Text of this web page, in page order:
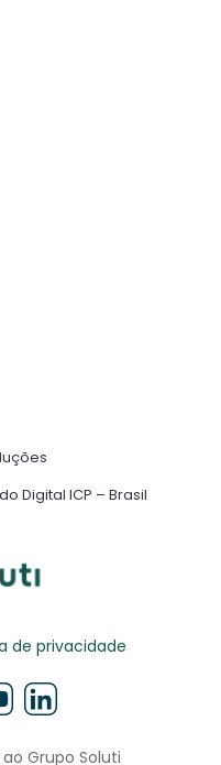
Digital ICP – Brasil
de privacidade
Grupo Soluti